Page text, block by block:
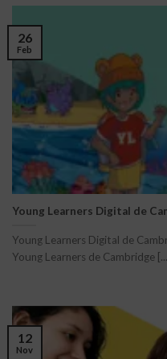
Young Learners Digital de
Young Learners Digital de
Young Learners de Cambridge
26
Feb
12
Nov